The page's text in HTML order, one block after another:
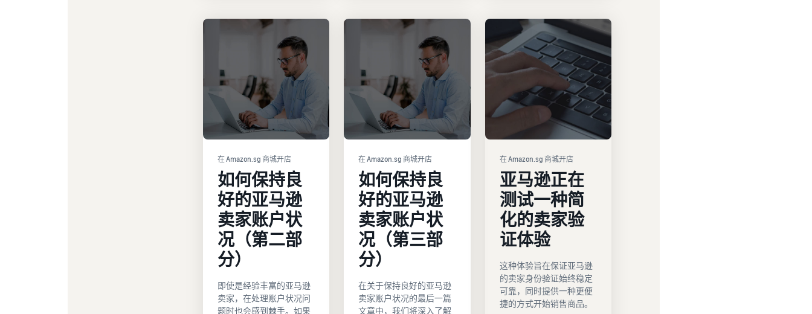
在 Amazon.sg 商城开店
如何保持良
好的亚马逊
卖家账户状
况（第二部
分）
即使是经验丰富的亚马逊
卖家，在处理账户状况问
题时也会感到棘手。如果
在 Amazon.sg 商城开店
如何保持良
好的亚马逊
卖家账户状
况（第三部
分）
在关于保持良好的亚马逊
卖家账户状况的最后一篇
文章中，我们将深入了解
在 Amazon.sg 商城开店
亚马逊正在
测试一种简
化的卖家验
证体验
这种体验旨在保证亚马逊
的卖家身份验证始终稳定
可靠，同时提供一种更便
捷的方式开始销售商品。